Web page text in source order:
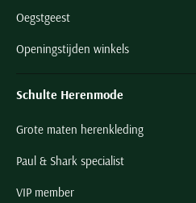
Oegstgeest
Openingstijden winkels
Schulte Herenmode
Grote maten herenkleding
Paul & Shark specialist
VIP member